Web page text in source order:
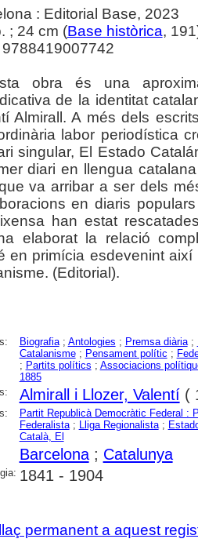
: Editorial Base, 2023
; 24 cm (Base històrica,
9788419007742
obra és una
de la identitat
Almirall. A més dels
labor periodística
singular, El Estado
diari en llengua
va arribar a ser dels
en diaris
han estat
elaborat la relació
en primícia esdevenint
(Editorial).
Biografia; Antologies ; Premsa diària;
Catalanisme; Pensament polític ;
; Partits polítics ; Associacions
1885
Almirall i Llozer, Valentí(
Partit Republicà Democràtic Federal :
Federalista; Lliga Regionalista;
Català, El
Barcelona; Catalunya
1841 - 1904
permanent a aquest